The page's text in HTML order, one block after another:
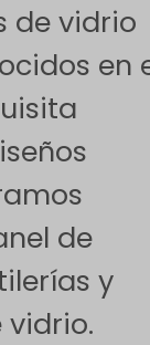
de vidrio
en
de
y
vidrio.